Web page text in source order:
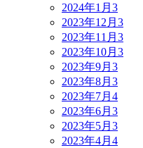
2024年1月 3
2023年12月 3
2023年11月 3
2023年10月 3
2023年9月 3
2023年8月 3
2023年7月 4
2023年6月 3
2023年5月 3
2023年4月 4